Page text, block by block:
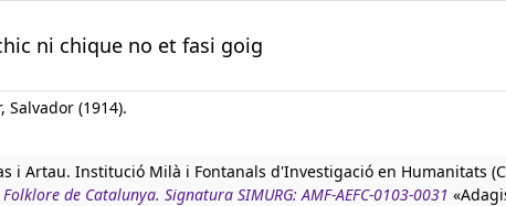
ni chique no et fasi goig
Salvador (1914).
i Artau. Institució Milà i Fontanals d'Investigació en Humanitats
de Catalunya. Signatura SIMURG: AMF-AEFC-0103-0031